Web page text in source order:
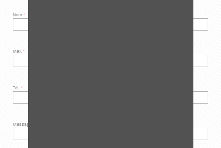
Nom*
Mail *
Tél. *
Message